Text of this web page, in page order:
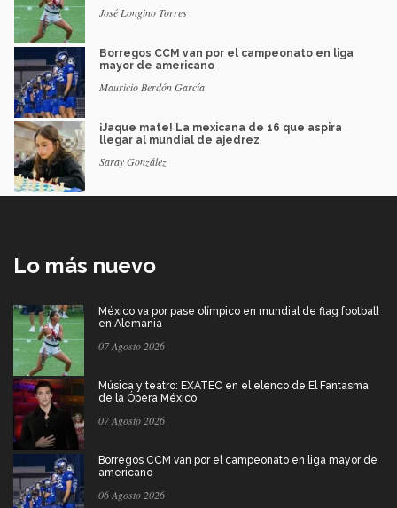
José Longino Torres
Borregos CCM van por el campeonato en liga
mayor de americano
Mauricio Berdón García
¡Jaque mate! La mexicana de 16 que aspira
llegar al mundial de ajedrez
Saray González
Lo más nuevo
México va por pase olímpico en mundial de flag football
en Alemania
07 Agosto 2026
Música y teatro: EXATEC en el elenco de El Fantasma
de la Ópera México
07 Agosto 2026
Borregos CCM van por el campeonato en liga mayor de
americano
06 Agosto 2026